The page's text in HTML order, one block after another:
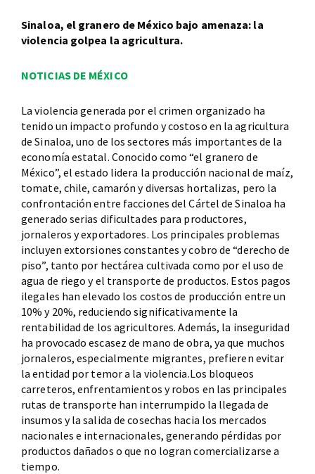
Sinaloa, el granero de México bajo amenaza: la
violencia golpea la agricultura.
NOTICIAS DE MÉXICO
La violencia generada por el crimen organizado ha
tenido un impacto profundo y costoso en la agricultura
de Sinaloa, uno de los sectores más importantes de la
economía estatal. Conocido como “el granero de
México”, el estado lidera la producción nacional de maíz,
tomate, chile, camarón y diversas hortalizas, pero la
confrontación entre facciones del Cártel de Sinaloa ha
generado serias dificultades para productores,
jornaleros y exportadores. Los principales problemas
incluyen extorsiones constantes y cobro de “derecho de
piso”, tanto por hectárea cultivada como por el uso de
agua de riego y el transporte de productos. Estos pagos
ilegales han elevado los costos de producción entre un
10% y 20%, reduciendo significativamente la
rentabilidad de los agricultores. Además, la inseguridad
ha provocado escasez de mano de obra, ya que muchos
jornaleros, especialmente migrantes, prefieren evitar
la entidad por temor a la violencia.Los bloqueos
carreteros, enfrentamientos y robos en las principales
rutas de transporte han interrumpido la llegada de
insumos y la salida de cosechas hacia los mercados
nacionales e internacionales, generando pérdidas por
productos dañados o que no logran comercializarse a
tiempo.